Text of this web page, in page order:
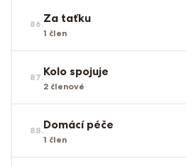
86.Za taťku
1 člen
87.Kolo spojuje
2 členové
88.Domácí péče
1 člen